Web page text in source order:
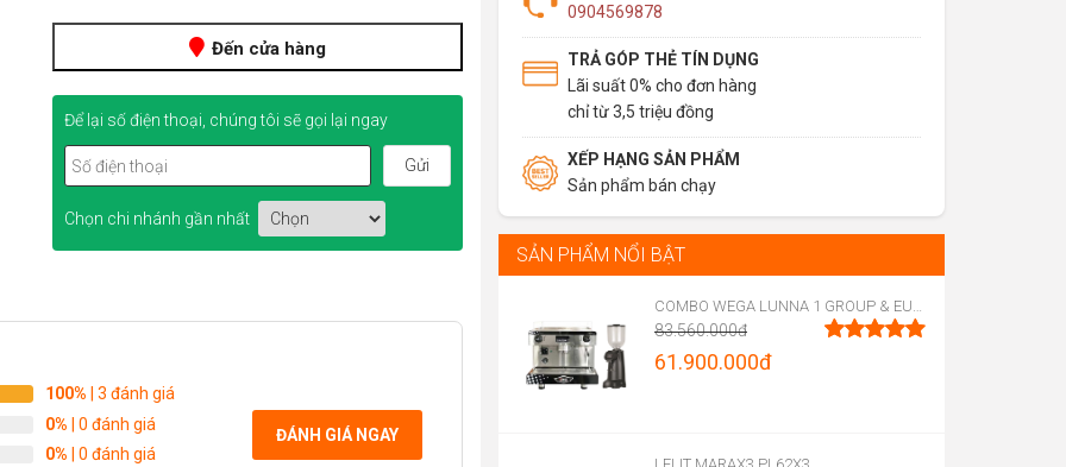
Đến cửa hàng
Để lại số điện thoại, chúng tôi sẽ gọi lại ngay
Chọn chi nhánh gần nhất
100% | 3 đánh giá
0% | 0 đánh giá
0% | 0 đánh giá
ĐÁNH GIÁ NGAY
0904569878
TRẢ GÓP THẺ TÍN DỤNG
Lãi suất 0% cho đơn hàng
chỉ từ 3,5 triệu đồng
XẾP HẠNG SẢN PHẨM
Sản phẩm bán chạy
SẢN PHẨM NỔI BẬT
83.560.000đ
Original
61.900.000đ